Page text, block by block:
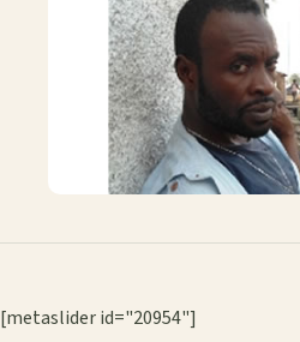
[metaslider id="20954"]